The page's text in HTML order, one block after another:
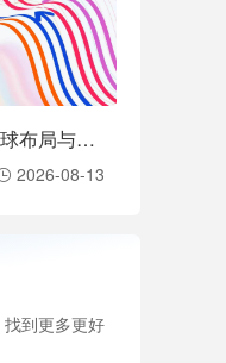
破局·多元生长——跨境电商全球布局与增长闭门私享会（2026-08-13）
2026-08-13
找到更多更好